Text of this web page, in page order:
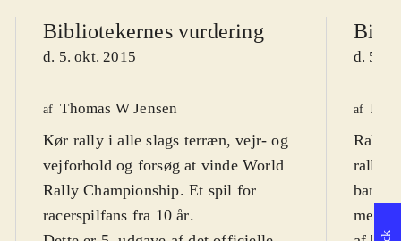
Bibliotekernes vurdering
d. 5. okt. 2015
af Thomas W Jensen
Kør rally i alle slags terræn, vejr- og
vejforhold og forsøg at vinde World
Rally Championship. Et spil for
racerspilfans fra 10 år.
d. 5.
af
Rally-
rally-
baner